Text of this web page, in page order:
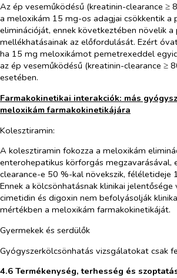
Az ép veseműködésű (kreatinin-clearance ≥
a meloxikám 15 mg-os adagjai csökkentik a
eliminációját, ennek következtében növelik
mellékhatásainak az előfordulását. Ezért
ha 15 mg meloxikámot pemetrexeddel
az ép veseműködésű (kreatinin-clearance ≥
esetében.
Farmakokinetikai interakciók: más
meloxikám farmakokinetikájára
Kolesztiramin:
A kolesztiramin fokozza a meloxikám
enterohepatikus körforgás megzavarásával,
clearance-e 50 %-kal növekszik, féléletideje
Ennek a kölcsönhatásnak klinikai jelentősége
cimetidin és digoxin nem befolyásolják
mértékben a meloxikám farmakokinetikáját.
Gyermekek és serdülők
Gyógyszerkölcsönhatás vizsgálatokat csak
4.6 Termékenység, terhesség és